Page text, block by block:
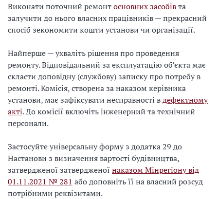
Виконати поточний ремонтосновних засобівта
залучити до нього власних працівників — прекрасний
спосіб зекономити кошти установи чи організації.
Найперше — ухваліть рішення про проведення
ремонту. Відповідальний за експлуатацію об’єкта має
скласти доповідну (службову) записку про потребу в
ремонті. Комісія, створена за наказом керівника
установи, має зафіксувати несправності вдефектному
акті. До комісії включіть інженерний та технічний
персонали.
Застосуйте універсальну форму з додатка 29 до
Настанови з визначення вартості будівництва,
затвердженої затвердженої наказом Мінрегіону від
01.11.2021 № 281 або доповніть її на власний розсуд
потрібними реквізитами.